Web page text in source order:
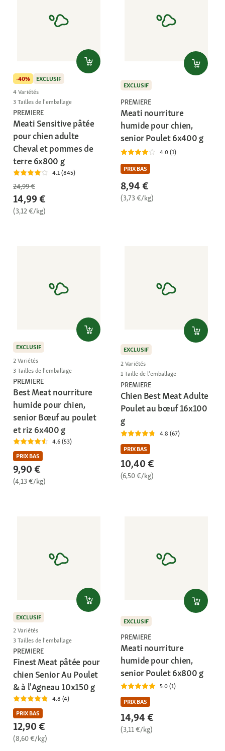
-40%
EXCLUSIF
4 Variétés
3 Tailles de l'emballage
PREMIERE
Meati Sensitive pâtée
pour chien adulte
Cheval et pommes de
terre 6x800 g
4.1 (845)
24,99 €
14,99 €
(3,12 €/kg)
EXCLUSIF
PREMIERE
Meati nourriture
humide pour chien,
senior Poulet 6x400 g
4.0 (1)
PRIX BAS
8,94 €
(3,73 €/kg)
EXCLUSIF
2 Variétés
3 Tailles de l'emballage
PREMIERE
Best Meat nourriture
humide pour chien,
senior Bœuf au poulet
et riz 6x400 g
4.6 (53)
PRIX BAS
9,90 €
(4,13 €/kg)
EXCLUSIF
2 Variétés
1 Taille de l'emballage
PREMIERE
Chien Best Meat Adulte
Poulet au bœuf 16x100
g
4.8 (67)
PRIX BAS
10,40 €
(6,50 €/kg)
EXCLUSIF
2 Variétés
3 Tailles de l'emballage
PREMIERE
Finest Meat pâtée pour
chien Senior Au Poulet
& à l'Agneau 10x150 g
4.8 (4)
PRIX BAS
12,90 €
(8,60 €/kg)
EXCLUSIF
PREMIERE
Meati nourriture
humide pour chien,
senior Poulet 6x800 g
5.0 (1)
PRIX BAS
14,94 €
(3,11 €/kg)